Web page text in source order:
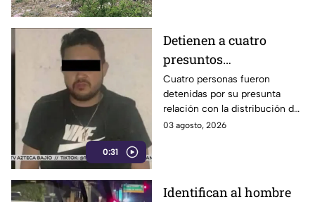
0:31
Detienen a cuatro
presuntos
D3LINCUENTES en
León: así OCURRIÓ
Cuatro personas fueron
detenidas por su presunta
relación con la distribución de
droga en distintos puntos de
03 agosto, 2026
Identifican al hombre